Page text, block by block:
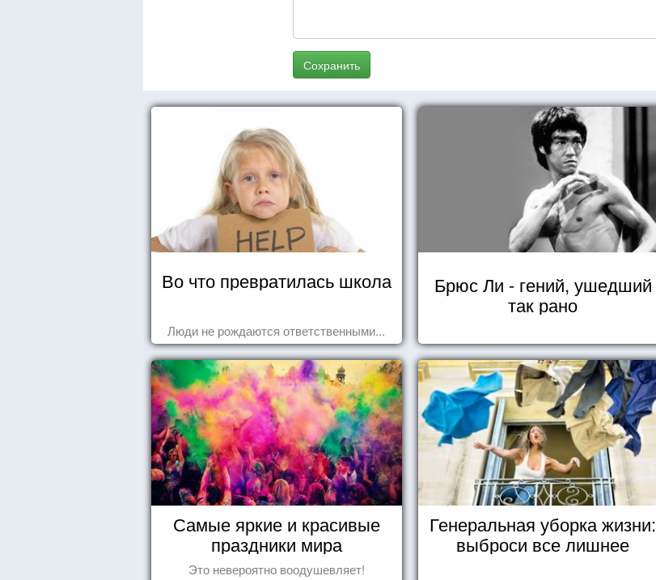
Сохранить
Во что превратилась школа
Люди не рождаются ответственными...
Брюс Ли - гений, ушедший
так рано
Самые яркие и красивые
праздники мира
Это невероятно воодушевляет!
Генеральная уборка жизни:
выброси все лишнее